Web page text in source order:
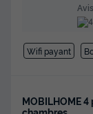
Wifi payant
MOBILHOME